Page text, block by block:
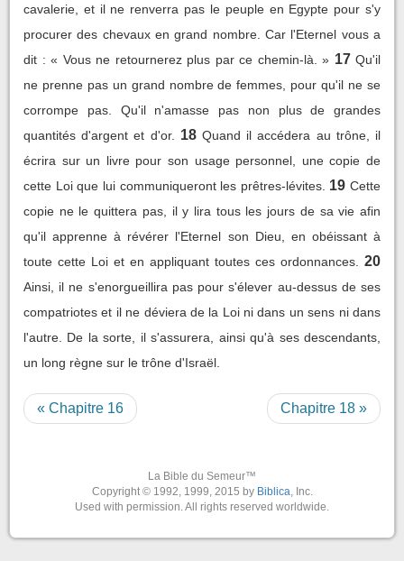
cavalerie, et il ne renverra pas le peuple en Egypte pour s'y
procurer des chevaux en grand nombre. Car l'Eternel vous a
dit : « Vous ne retournerez plus par ce chemin-là. » 17 Qu'il
ne prenne pas un grand nombre de femmes, pour qu'il ne se
corrompe pas. Qu'il n'amasse pas non plus de grandes
quantités d'argent et d'or.
18 Quand il accédera au trône, il
écrira sur un livre pour son usage personnel, une copie de
cette Loi que lui communiqueront les prêtres-lévites. 19 Cette
copie ne le quittera pas, il y lira tous les jours de sa vie afin
qu'il apprenne à révérer l'Eternel son Dieu, en obéissant à
toute cette Loi et en appliquant toutes ces ordonnances.
20
Ainsi, il ne s'enorgueillira pas pour s'élever au-dessus de ses
compatriotes et il ne déviera de la Loi ni dans un sens ni dans
l'autre. De la sorte, il s'assurera, ainsi qu'à ses descendants,
un long règne sur le trône d'Israël.
« Chapitre 16 Chapitre 18 »
La Bible du Semeur™
Copyright © 1992, 1999, 2015 by Biblica, Inc.
Used with permission. All rights reserved worldwide.